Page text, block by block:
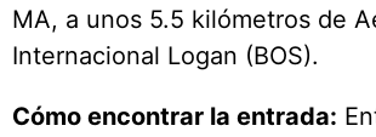
MA, a unos 5.5 kilómetros de
Internacional Logan (BOS).
Cómo encontrar la entrada: